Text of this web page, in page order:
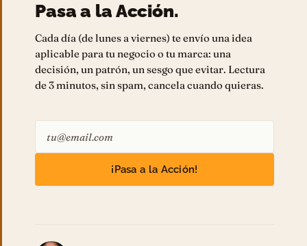
Pasa a la Acción.
Cada día (de lunes a viernes) te envío una idea
aplicable para tu negocio o tu marca: una
decisión, un patrón, un sesgo que evitar. Lectura
de 3 minutos, sin spam, cancela cuando quieras.
¡Pasa a la Acción!